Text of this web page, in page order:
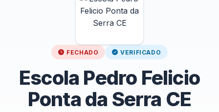
FECHADO VERIFICADO
Escola Pedro Felicio
Ponta da Serra CE